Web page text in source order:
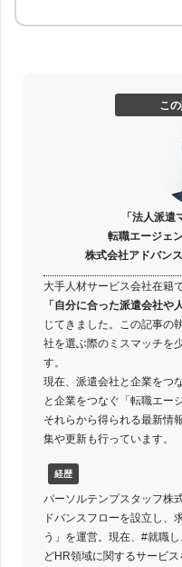
奈良 和歌山
四国
徳島 香川
九州・沖縄
福岡 佐賀
大分 宮崎
こ
「法人派
転職エージェ
株式会社アドバン
大手人材サービス会社在籍
「自分に合った派遣会社や
じてきました。この記事の
社を選ぶ際のミスマッチを
す。
現在、派遣会社と企業をつ
と企業をつなぐ「転職エー
それらから得られる最新情
集や更新も行っています。
経歴
パーソルテンプスタッフ株
ドバンスフローを設立し、
う」を運営。現在、#就職
どHR領域に関するサービス